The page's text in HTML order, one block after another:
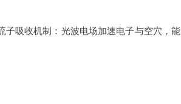
子吸收机制：光波电场加速电子与空穴，能